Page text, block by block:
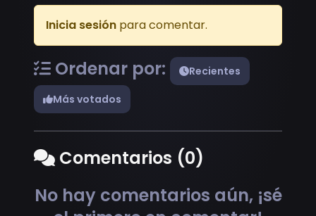
Inicia sesión para comentar.
Ordenar por:
Recientes
Más votados
Comentarios (0)
No hay comentarios aún, ¡sé